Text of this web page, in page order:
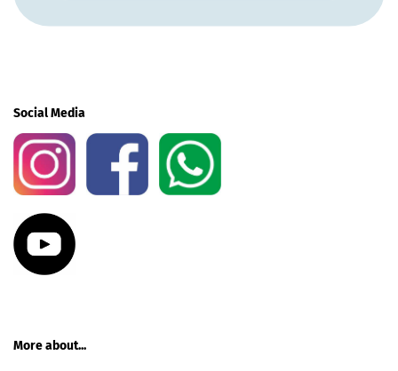
Social Media
More about...